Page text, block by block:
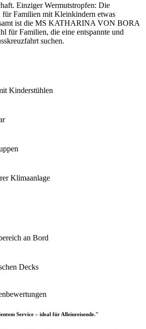
Einziger Wermutstropfen: Die
für Familien mit Kleinkindern etwas
ist die MS KATHARINA VON BORA
für Familien, die eine entspannte und
suchen.
Kinderstühlen
Klimaanlage
an Bord
Decks
Service – ideal für Alleinreisende."